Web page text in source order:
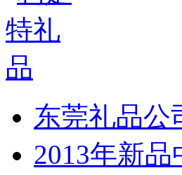
东莞礼品公
2013年新